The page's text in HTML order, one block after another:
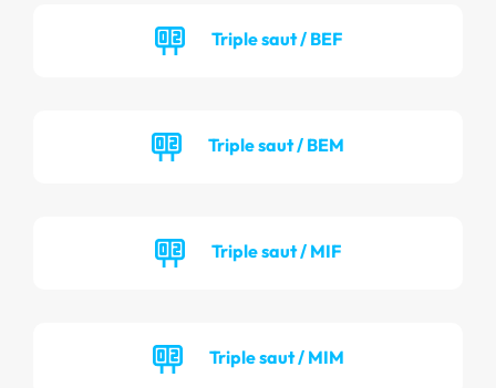
Triple saut / BEF
Triple saut / BEM
Triple saut / MIF
Triple saut / MIM